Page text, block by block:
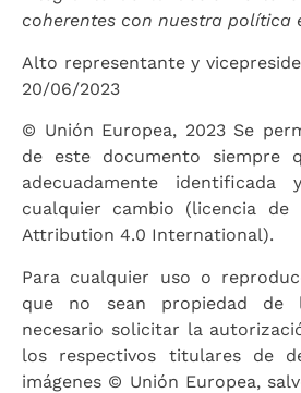
coherentes con nuestra política
Alto representante y
20/06/2023
© Unión Europea, 2023 Se
de este documento siempre
adecuadamente
cualquier cambio (licencia de
Attribution 4.0 International).
Para cualquier uso o
que no sean propiedad de
necesario solicitar la
los respectivos titulares de
imágenes © Unión Europea,